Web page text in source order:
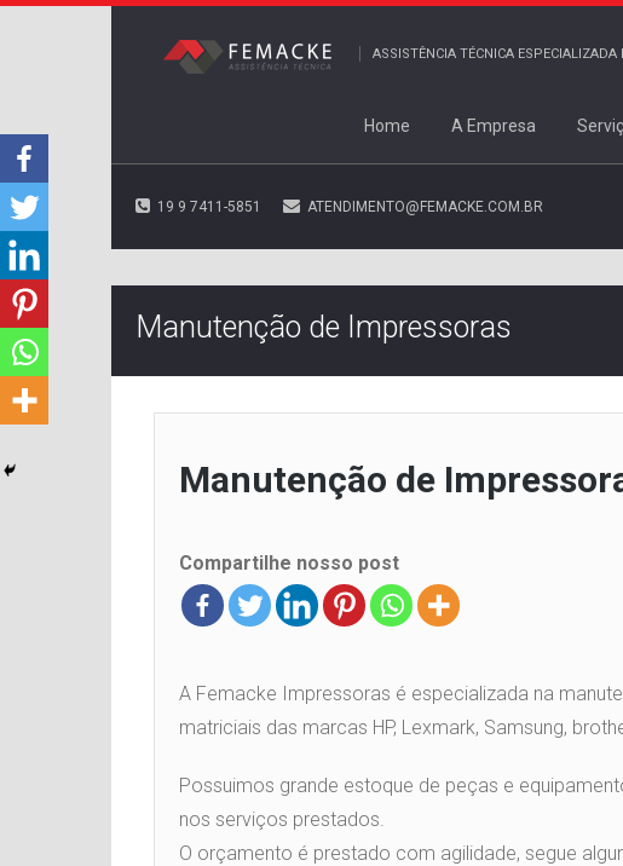
ASSISTÊNCIA TÉCNICA
Home A Empresa
19 9 7411-5851 ATENDIMENTO@FEMACKE.COM.BR
Manutenção de Impressoras
Manutenção de
Compartilhe nosso post
A Femacke Impressoras é especializada na
matriciais das marcas HP, Lexmark, Samsung,
Possuimos grande estoque de peças e
nos serviços prestados.
O orçamento é prestado com agilidade, segue